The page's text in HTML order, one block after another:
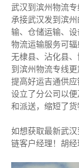
武汉到滨州物流
承接武汉发到滨
输、仓储运输、
物流运输服务可辐
无棣县、沾化县
到滨州物流专线
提高好运吉通供
设立了分公司以
和派送，缩短了货
如想获取最新武
链客户经理！胡